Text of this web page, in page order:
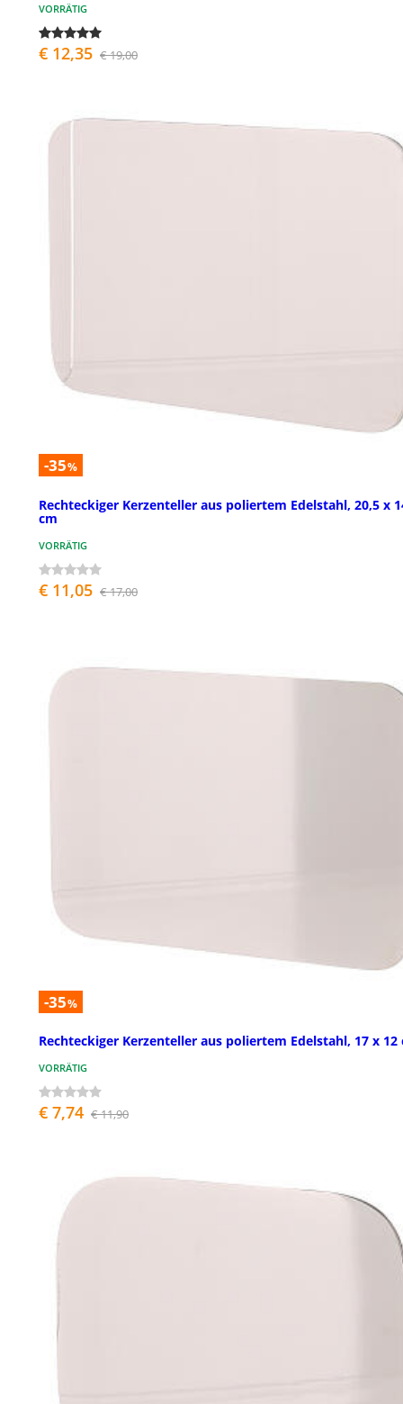
VORRÄTIG
€ 12,35 € 19,00
-35%
Rechteckiger Kerzenteller aus poliertem Edelstahl, 20,5 x
cm
VORRÄTIG
€ 11,05 € 17,00
-35%
Rechteckiger Kerzenteller aus poliertem Edelstahl, 17 x 12
VORRÄTIG
€ 7,74 € 11,90